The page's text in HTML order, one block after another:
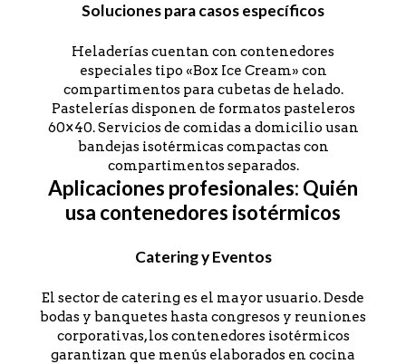
Soluciones para casos específicos
Heladerías cuentan con contenedores
especiales tipo «Box Ice Cream» con
compartimentos para cubetas de helado.
Pastelerías disponen de formatos pasteleros
60×40. Servicios de comidas a domicilio usan
bandejas isotérmicas compactas con
compartimentos separados.
Aplicaciones profesionales: Quién
usa contenedores isotérmicos
Catering y Eventos
El sector de catering es el mayor usuario. Desde
bodas y banquetes hasta congresos y reuniones
corporativas, los contenedores isotérmicos
garantizan que menús elaborados en cocina